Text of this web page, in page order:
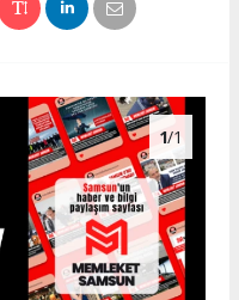
1/1